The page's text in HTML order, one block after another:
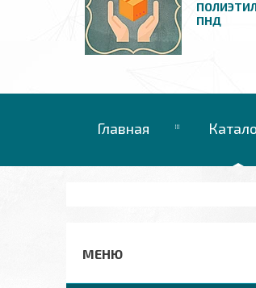
ПНД
Главная